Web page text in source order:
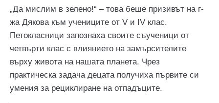
„Да мислим в зелено!“ – това беше призивът на г-
жа Дякова към учениците от V и ІV клас.
Петокласници запознаха своите съученици от
четвърти клас с влиянието на замърсителите
върху живота на нашата планета. Чрез
практическа задача децата получиха първите си
умения за рециклиране на отпадъците.